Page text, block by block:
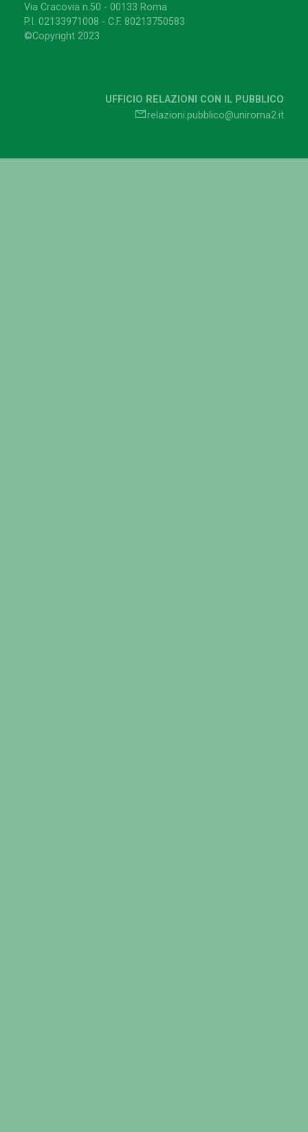
Via Cracovia n.50 - 00133 Roma
P.I. 02133971008 - C.F. 80213750583
©Copyright 2023
UFFICIO RELAZIONI CON IL PUBBLICO
relazioni.pubblico@uniroma2.it